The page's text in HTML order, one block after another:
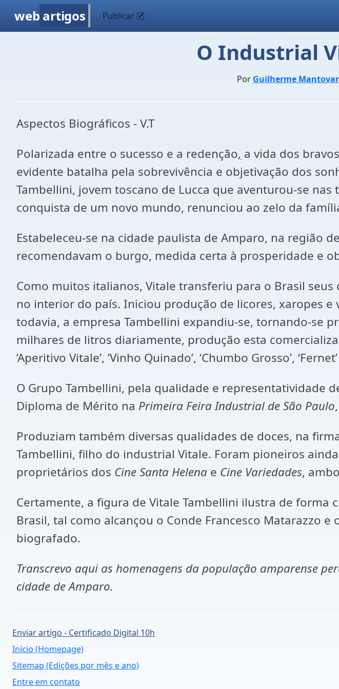
web artigos Publicar
O Industrial
Por Guilherme
Aspectos Biográficos - V.T
Polarizada entre o sucesso e a redenção, a vida dos bravos
evidente batalha pela sobrevivência e objetivação dos
Tambellini, jovem toscano de Lucca que aventurou-se
conquista de um novo mundo, renunciou ao zelo da
Estabeleceu-se na cidade paulista de Amparo, na região
recomendavam o burgo, medida certa à prosperidade e
Como muitos italianos, Vitale transferiu para o Brasil
no interior do país. Iniciou produção de licores, xaropes
todavia, a empresa Tambellini expandiu-se, tornando-se
milhares de litros diariamente, produção esta
‘Aperitivo Vitale’, ‘Vinho Quinado’, ‘Chumbo Grosso’,
O Grupo Tambellini, pela qualidade e representatividade
Diploma de Mérito na Primeira Feira Industrial de São Paulo
Produziam também diversas qualidades de doces, na firma
Tambellini, filho do industrial Vitale. Foram pioneiros
proprietários dos Cine Santa Helena e Cine Variedades,
Certamente, a figura de Vitale Tambellini ilustra de
Brasil, tal como alcançou o Conde Francesco Matarazzo
biografado.
Transcrevo aqui as homenagens da população amparense
cidade de Amparo.
Enviar artigo - Certificado Digital 10h
Início (Homepage)
Sitemap (Edições por mês e ano)
Entre em contato